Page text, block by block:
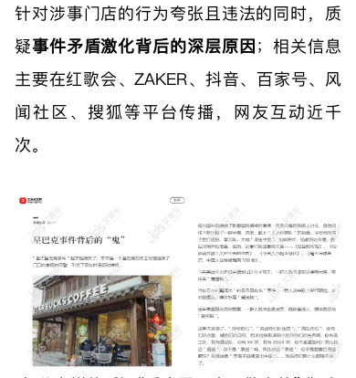
针对涉事门店的行为夸张且违法的同时，质
疑事件矛盾激化背后的深层原因；相关信息
主要在红歌会、ZAKER、抖音、百家号、风
闻社区、搜狐等平台传播，网友互动近千
次。